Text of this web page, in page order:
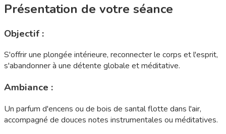
Présentation de votre séance
Objectif :
S'offrir une plongée intérieure, reconnecter le corps et l'esprit,
s'abandonner à une détente globale et méditative.
Ambiance :
Un parfum d'encens ou de bois de santal flotte dans l'air,
accompagné de douces notes instrumentales ou méditatives.